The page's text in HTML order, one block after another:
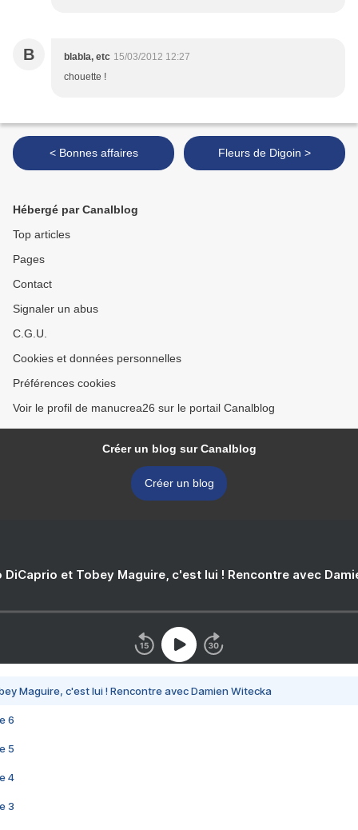
B blabla, etc 15/03/2012 12:27
chouette !
< Bonnes affaires Fleurs de Digoin >
Hébergé par Canalblog
Top articles
Pages
Contact
Signaler un abus
C.G.U.
Cookies et données personnelles
Préférences cookies
Voir le profil de manucrea26 sur le portail Canalblog
Créer un blog sur Canalblog
Créer un blog
DiCaprio et Tobey Maguire, c'est lui ! Rencontre avec
Maguire, c'est lui ! Rencontre avec Damien Witecka
6
5
4
3